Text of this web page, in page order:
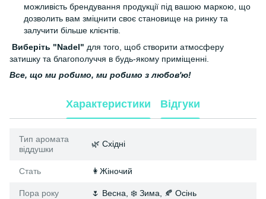
можливість брендування продукції під вашою маркою, що
дозволить вам зміцнити своє становище на ринку та
залучити більше клієнтів.
Виберіть "Nadel" для того, щоб створити атмосферу
затишку та благополуччя в будь-якому приміщенні.
Все, що ми робимо, ми робимо з любов'ю!
Характеристики Відгуки
Тип аромата
віддушки
🌿 Східні
Стать 👩Жіночий
Пора року 🌷 Весна, ❄️ Зима, 🍂 Осінь